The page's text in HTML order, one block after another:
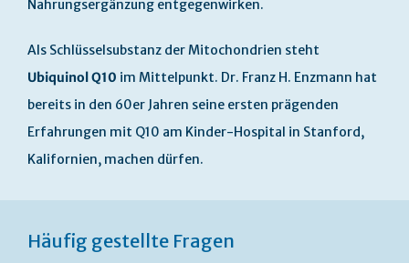
Nahrungsergänzung entgegenwirken.
Als Schlüsselsubstanz der Mitochondrien steht
Ubiquinol Q10 im Mittelpunkt. Dr. Franz H. Enzmann hat
bereits in den 60er Jahren seine ersten prägenden
Erfahrungen mit Q10 am Kinder-Hospital in Stanford,
Kalifornien, machen dürfen.
Häufig gestellte Fragen